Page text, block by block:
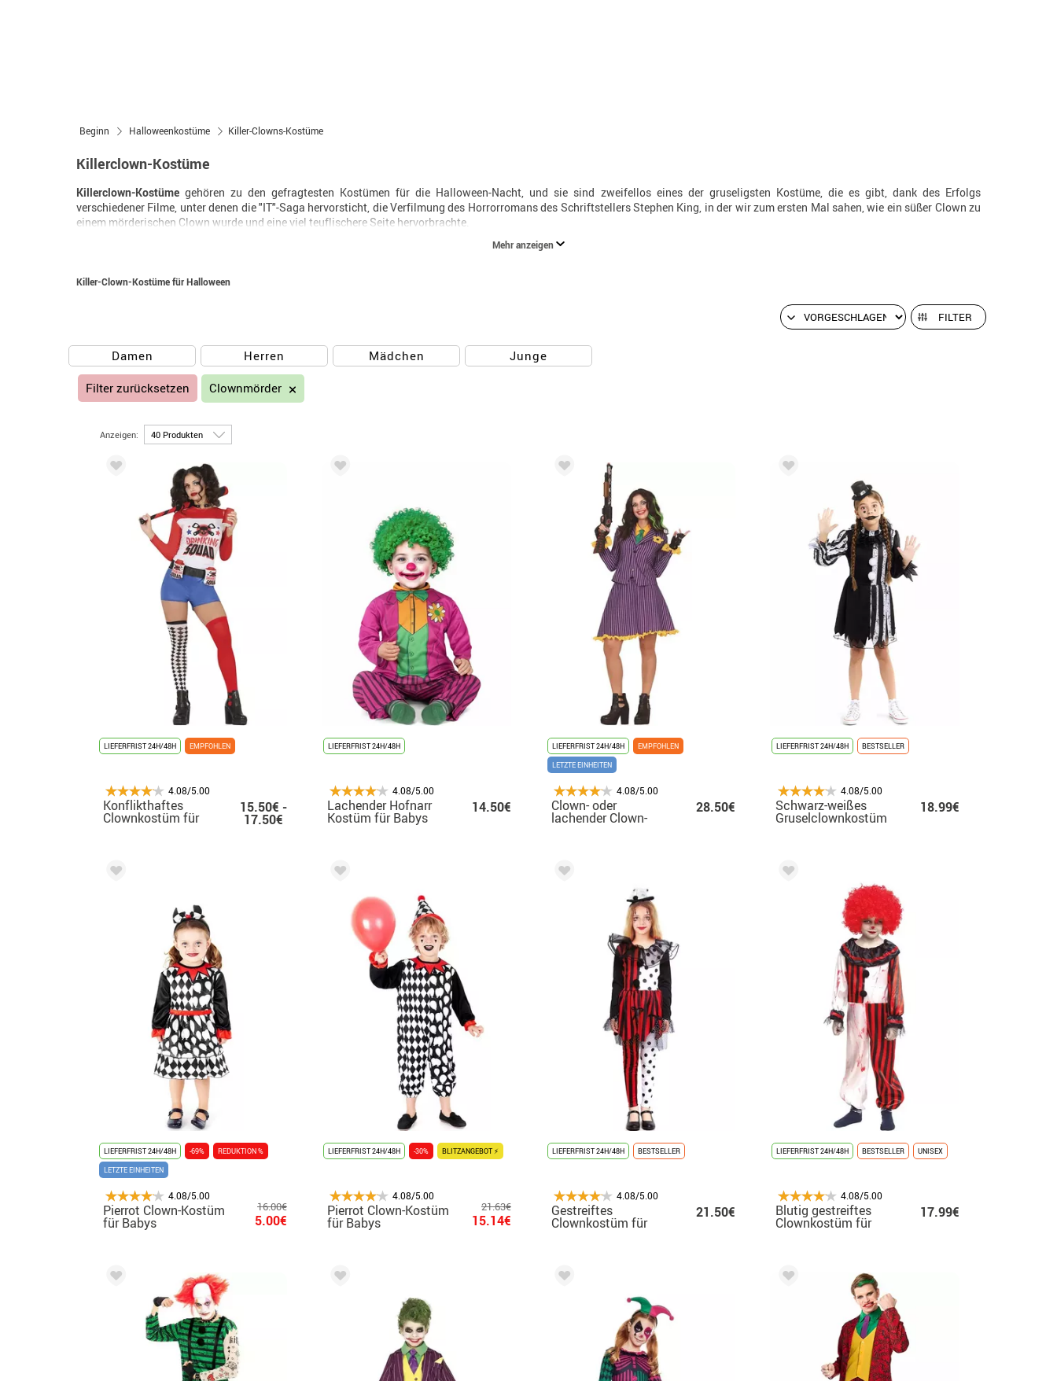
Beginn Halloweenkostüme Killer-Clowns-Kostüme
Killerclown-Kostüme
Killerclown-Kostüme gehören zu den gefragtesten Kostümen für die Halloween-Nacht, und sie sind zweifellos eines der gruseligsten Kostüme, die es gibt, dank des Erfolgs
verschiedener Filme, unter denen die "IT"-Saga hervorsticht, die Verfilmung des Horrorromans des Schriftstellers Stephen King, in der wir zum ersten Mal sahen, wie ein süßer Clown zu
einem mörderischen Clown wurde und eine viel teuflischere Seite hervorbrachte.
Mehr anzeigen
Killer-Clown-Kostüme für Halloween
FILTER
Damen Herren Mädchen Junge
Filter zurücksetzen Clownmörder
Anzeigen:
LIEFERFRIST 24H/48H EMPFOHLEN
4.08/5.00
Konflikthaftes
Clownkostüm für
15.50€ -
17.50€
LIEFERFRIST 24H/48H
4.08/5.00
Lachender Hofnarr
Kostüm für Babys
14.50€
LIEFERFRIST 24H/48H
EMPFOHLEN
LETZTE EINHEITEN
4.08/5.00
Clown- oder
lachender Clown-
28.50€
LIEFERFRIST 24H/48H BESTSELLER
4.08/5.00
Schwarz-weißes
Gruselclownkostüm
18.99€
LIEFERFRIST 24H/48H -69%
REDUKTION %
LETZTE EINHEITEN
4.08/5.00
Pierrot Clown-Kostüm
für Babys
16.00€
5.00€
LIEFERFRIST 24H/48H -30% BLITZANGEBOT ⚡
4.08/5.00
Pierrot Clown-Kostüm
für Babys
21.63€
15.14€
LIEFERFRIST 24H/48H BESTSELLER
4.08/5.00
Gestreiftes
Clownkostüm für
21.50€
LIEFERFRIST 24H/48H BESTSELLER UNISEX
4.08/5.00
Blutig gestreiftes
Clownkostüm für
17.99€